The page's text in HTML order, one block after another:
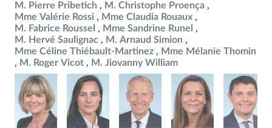
M. Pierre Pribetich
M. Christophe Proença
Mme Valérie Rossi
Mme Claudia Rouaux
M. Fabrice Roussel
Mme Sandrine Runel
M. Hervé Saulignac
M. Arnaud Simion
Mme Céline Thiébault-Martinez
Mme Mélanie Thomin
M. Roger Vicot
M. Jiovanny William